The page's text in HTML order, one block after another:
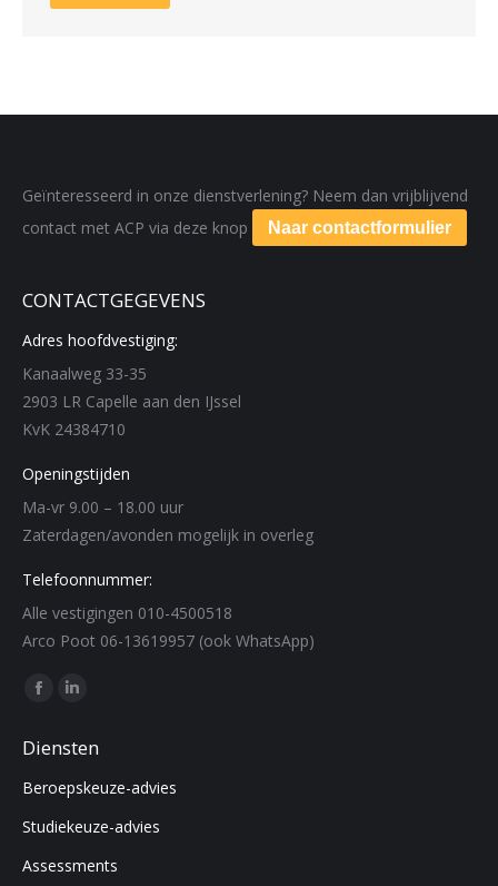
Geïnteresseerd in onze dienstverlening? Neem dan vrijblijvend
contact met ACP via deze knop
Naar contactformulier
CONTACTGEGEVENS
Adres hoofdvestiging:
Kanaalweg 33-35
2903 LR Capelle aan den IJssel
KvK 24384710
Openingstijden
Ma-vr 9.00 – 18.00 uur
Zaterdagen/avonden mogelijk in overleg
Telefoonnummer:
Alle vestigingen 010-4500518
Arco Poot 06-13619957 (ook WhatsApp)
Find us on:
Facebook
opens
in
new
opens
in
Diensten
Beroepskeuze-advies
Studiekeuze-advies
Assessments